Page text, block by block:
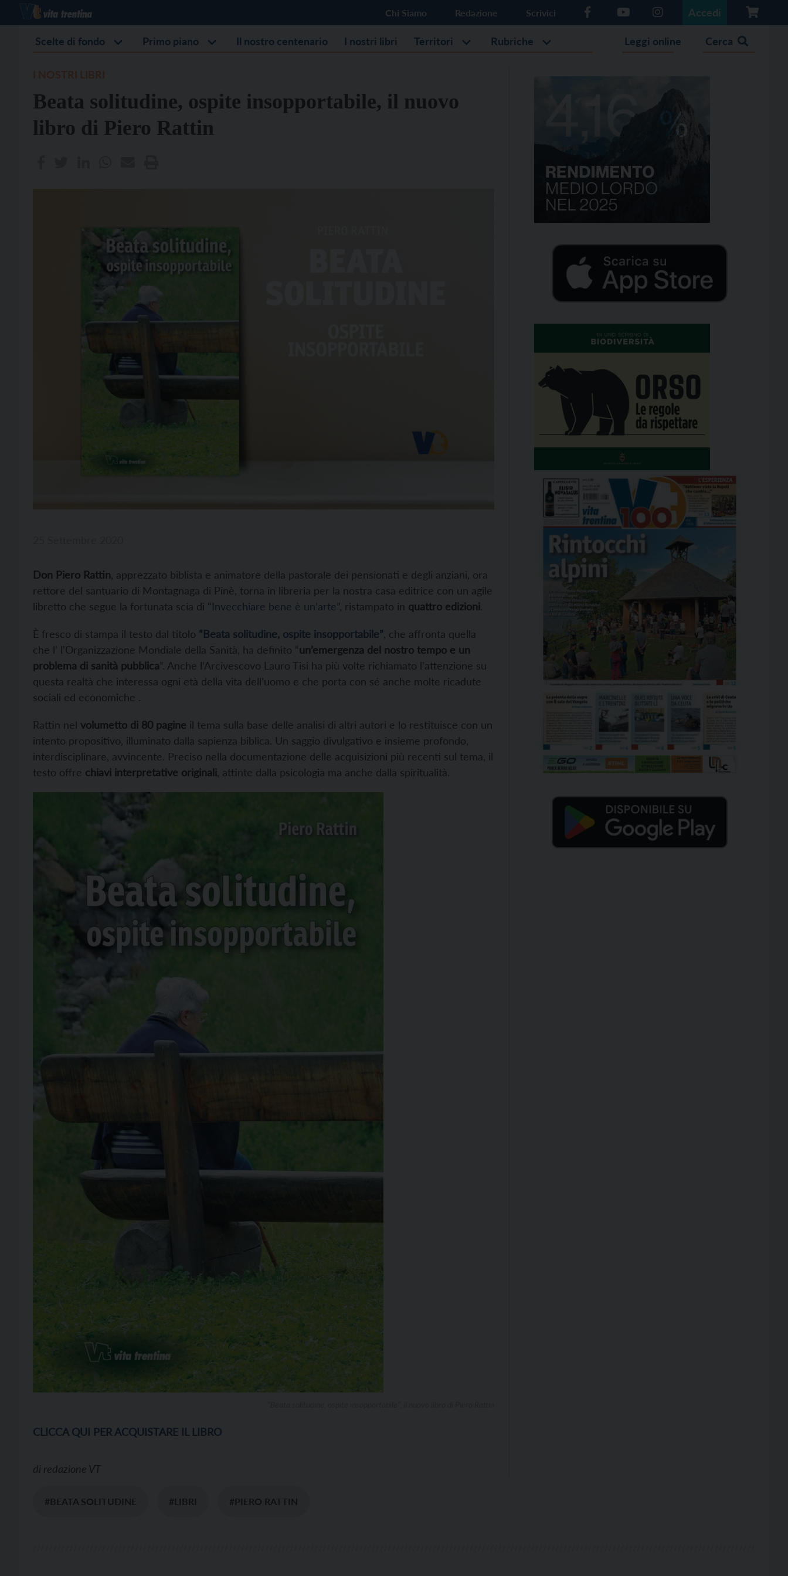
Chi Siamo Redazione Scrivici Accedi
Scelte di fondo Primo piano Il nostro centenario I nostri libri Territori Rubriche Leggi online Cerca
Beata solitudine, ospite insopportabile, il nuovo
libro di Piero Rattin
Don Piero Rattin , apprezzato biblista e animatore della pastorale dei pensionati e degli anziani, ora
rettore del santuario di Montagnaga di Pinè, torna in libreria per la nostra casa editrice con un agile
libretto che segue la fortunata scia di “Invecchiare bene è un’arte”, ristampato in quattro edizioni.
È fresco di stampa il testo dal titolo “Beata solitudine, ospite insopportabile” , che affronta quella
che l’ l’Organizzazione Mondiale della Sanità, ha definito “un’emergenza del nostro tempo e un
problema di sanità pubblica”. Anche l’Arcivescovo Lauro Tisi ha più volte richiamato l’attenzione su
questa realtà che interessa ogni età della vita dell’uomo e che porta con sé anche molte ricadute
sociali ed economiche .
Rattin nel volumetto di 80 pagine il tema sulla base delle analisi di altri autori e lo restituisce con un
intento propositivo, illuminato dalla sapienza biblica. Un saggio divulgativo e insieme profondo,
interdisciplinare, avvincente. Preciso nella documentazione delle acquisizioni più recenti sul tema, il
testo offre chiavi interpretative originali , attinte dalla psicologia ma anche dalla spiritualità.
CLICCA QUI PER ACQUISTARE IL LIBRO
di redazione VT
#BEATA SOLITUDINE #LIBRI #PIERO RATTIN